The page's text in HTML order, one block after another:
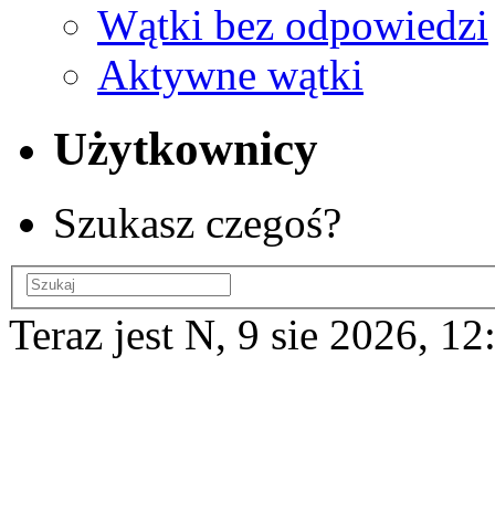
Wątki bez odpowiedzi
Aktywne wątki
Użytkownicy
Szukasz czegoś?
Teraz jest N, 9 sie 2026,